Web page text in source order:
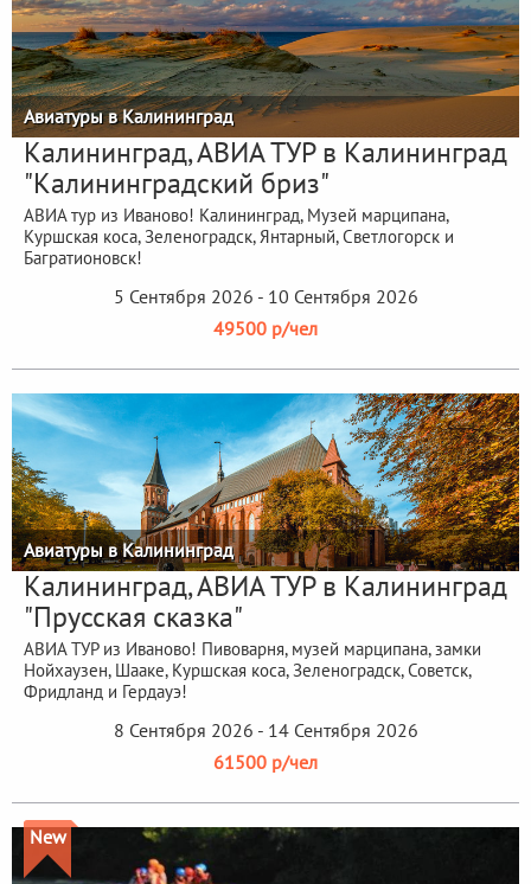
Авиатуры в Калининград
Калининград, АВИА ТУР в Калининград
"Калининградский бриз"
АВИА тур из Иваново! Калининград, Музей марципана,
Куршская коса, Зеленоградск, Янтарный, Светлогорск и
Багратионовск!
5 Сентября 2026 - 10 Сентября 2026
49500 р/чел
Авиатуры в Калининград
Калининград, АВИА ТУР в Калининград
"Прусская сказка"
АВИА ТУР из Иваново! Пивоварня, музей марципана, замки
Нойхаузен, Шааке, Куршская коса, Зеленоградск, Советск,
Фридланд и Гердауэ!
8 Сентября 2026 - 14 Сентября 2026
61500 р/чел
New